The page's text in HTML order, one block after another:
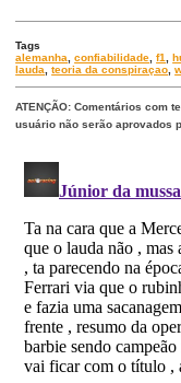
Tags
alemanha
,confiabilidade ,f1 ,
lauda
,teoria da conspiraçao ,
ATENÇÃO: Comentários com
usuário não serão aprovados